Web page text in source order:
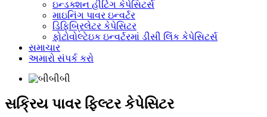
ઇન્ડક્શન હીટિંગ કેપેસિટર્સ
માઇનિંગ પાવર ઇન્વર્ટર
ડિફિબ્રિલેટર કેપેસિટર
ફોટોવોલ્ટેઇક ઇન્વર્ટરમાં ડીસી લિંક કેપેસિટર્સ
સમાચાર
અમારો સંપર્ક કરો
સક્રિય પાવર ફિલ્ટર કેપેસિટર